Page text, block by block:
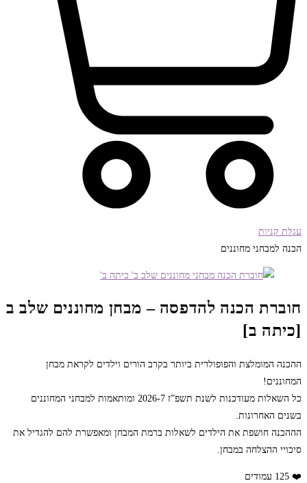
עגלת קניות
הכנה למבחני מחוננים
חוברת הכנה להדפסה – מבחן מחוננים שלב ב
[כיתה ב]
ההכנה המומלצת והפופולרית ביותר בקרב הורים וילדים לקראת מבחן
המחוננים!
כל השאלות מעודכנות לשנת תשפ”ז 2026-7 ומותאמות למבחני המחוננים
בשנים האחרונות.
הההכנה חושפת את הילדים לשאלות ברמת המבחן ומאפשרת להם להגדיל את
סיכויי ההצלחה במבחן.
❤️ 125 עמודים